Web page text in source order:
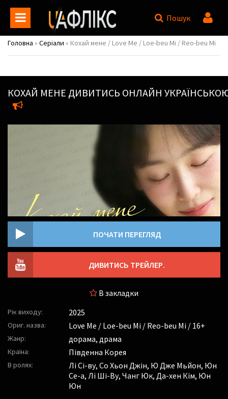
Пошук
Головна » Серіали » Кохай мене / Love Me / Loe-beu Mi / Reo-beu Mi
КОХАЙ МЕНЕ ДИВИТИСЬ ОНЛАЙН
ПОЧАТИ ПЕРЕГЛЯД
ДИВИТИСЬ ТРЕЙЛЕР.
В закладки
Рік виходу: 2025
Ориг. назва: Love Me / Loe-beu Mi / Reo-beu Mi / 16+
Жанр: дорама, драма
Країна: Південна Корея
В ролях: Лі Сі-ву, Со Хьон Джін, Ю Дже Мьйон, Юн
Се-а, Лі Ші-Ву, Чанг Юк, Да-хен Кім, Юн
Юн